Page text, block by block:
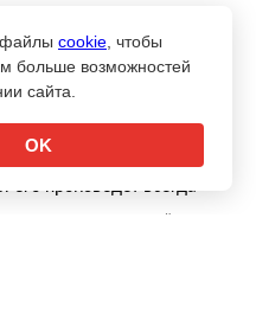
проведения охватной
уровня в несколько
способен
произведет всегда»
cookie , чтобы
больше возможностей
сайта.
OK